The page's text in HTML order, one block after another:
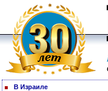
В Израиле